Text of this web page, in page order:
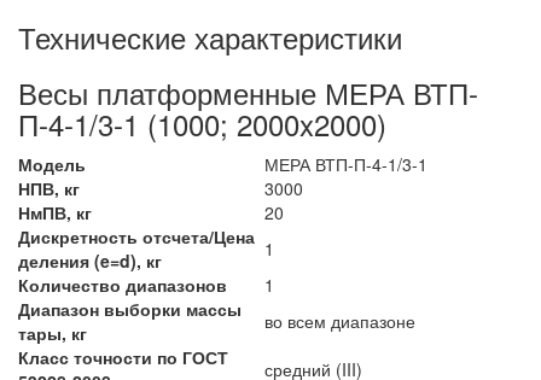
Технические характеристики
Весы платформенные МЕРА ВТП-
П-4-1/3-1 (1000; 2000x2000)
Модель
МЕРА ВТП-П-4-1/3-1
НПВ, кг
3000
НмПВ, кг
20
Дискретность отсчета/Цена
деления (e=d), кг
1
Количество диапазонов
1
Диапазон выборки массы
тары, кг
во всем диапазоне
Класс точности по ГОСТ
средний (III)